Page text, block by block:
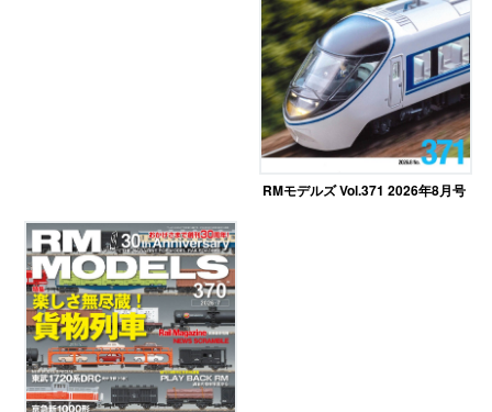
RMモデルズ Vol.371 2026年8月号